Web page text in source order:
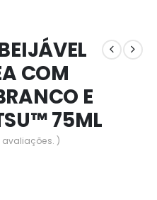
COM
E
75ML
avaliações. )